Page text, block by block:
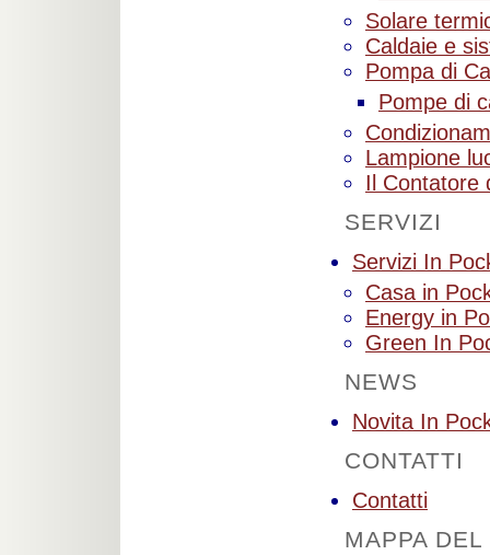
Solare
Caldaie e
Pompa di
Pompe di
Lampione
Il Contatore
SERVIZI
Servizi In
Casa in
Energy in
Green In
NEWS
Novita In
CONTATTI
Contatti
MAPPA